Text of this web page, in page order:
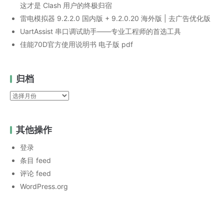
这才是 Clash 用户的终极归宿
雷电模拟器 9.2.2.0 国内版 + 9.2.0.20 海外版 | 去广告优化版
UartAssist 串口调试助手——专业工程师的首选工具
佳能70D官方使用说明书 电子版 pdf
归档
归
其他操作
登录
条目 feed
评论 feed
WordPress.org